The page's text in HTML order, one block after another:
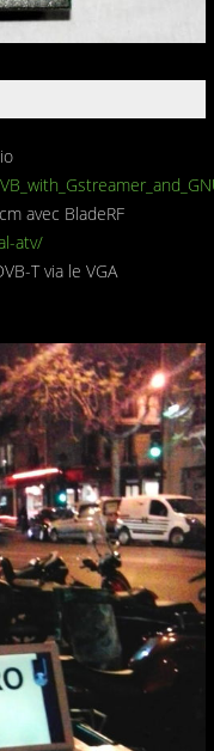
avec BladeRF
atv/
T via le VGA